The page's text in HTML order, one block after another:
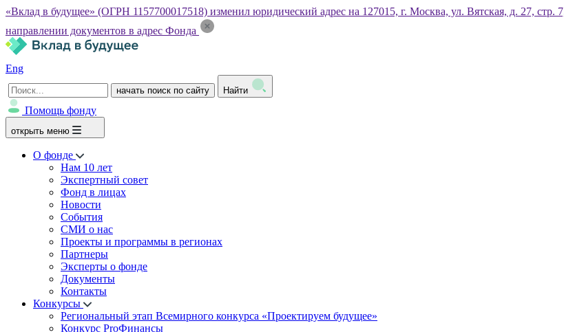
«Вклад в будущее» (ОГРН 1157700017518) изменил юридический адрес на 127015, г. Москва, ул. Вятская, д. 27,
направлении документов в адрес Фонда
Eng
начать поиск по сайту Найти
Помощь фонду
открыть меню
О фонде
Нам 10 лет
Экспертный совет
Фонд в лицах
Новости
События
СМИ о нас
Проекты и программы в регионах
Партнеры
Эксперты о фонде
Документы
Контакты
Конкурсы
Региональный этап Всемирного конкурса «Проектируем будущее»
Конкурс ProФинансы